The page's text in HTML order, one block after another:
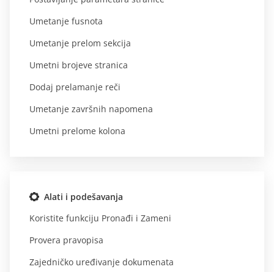
Umetanje fusnota
Umetanje prelom sekcija
Umetni brojeve stranica
Dodaj prelamanje reči
Umetanje završnih napomena
Umetni prelome kolona
Alati i podešavanja
Koristite funkciju Pronađi i Zameni
Provera pravopisa
Zajedničko uređivanje dokumenata